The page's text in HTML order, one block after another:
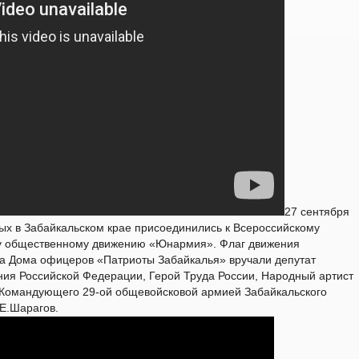
27 сентября
в Забайкальском крае присоединились к Всероссийскому
общественному движению «Юнармия». Флаг движения
Дома офицеров «Патриоты Забайкалья» вручали депутат
Российской Федерации, Герой Труда России, Народный артист
29-ой общевойсковой армией Забайкальского